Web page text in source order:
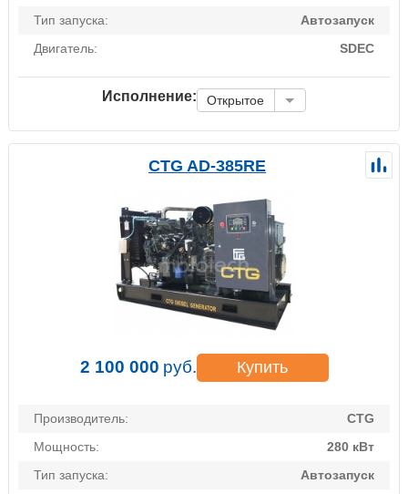
Тип запуска:
Автозапуск
Двигатель:
SDEC
Исполнение: Открытое
CTG AD-385RE
2 100 000 руб. Купить
Производитель:
CTG
Мощность:
280 кВт
Тип запуска:
Автозапуск